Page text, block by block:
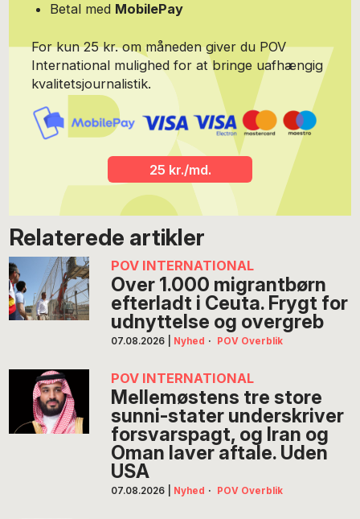
Betal med MobilePay
For kun 25 kr. om måneden giver du POV
International mulighed for at bringe uafhængig
kvalitetsjournalistik.
25 kr./md.
Relaterede artikler
POV INTERNATIONAL
Over 1.000 migrantbørn
efterladt i Ceuta. Frygt for
udnyttelse og overgreb
07.08.2026 Nyhed · POV Overblik
POV INTERNATIONAL
Mellemøstens tre store
sunni-stater underskriver
forsvarspagt, og Iran og
Oman laver aftale. Uden
USA
07.08.2026 Nyhed · POV Overblik